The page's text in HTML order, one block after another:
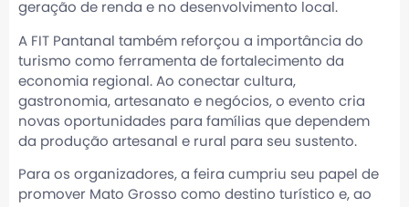
geração de renda e no desenvolvimento local.
A FIT Pantanal também reforçou a importância do
turismo como ferramenta de fortalecimento da
economia regional. Ao conectar cultura,
gastronomia, artesanato e negócios, o evento cria
novas oportunidades para famílias que dependem
da produção artesanal e rural para seu sustento.
Para os organizadores, a feira cumpriu seu papel de
promover Mato Grosso como destino turístico e, ao